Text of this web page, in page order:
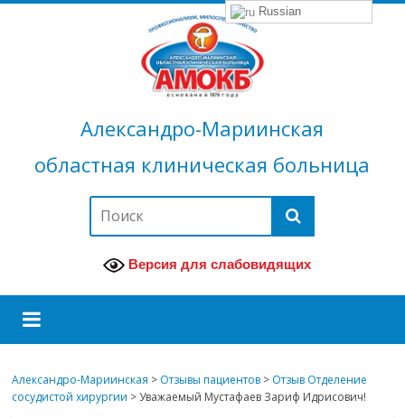
Александро-Мариинская
областная клиническая больница
Версия для слабовидящих
Александро-Мариинская > Отзывы пациентов > Отзыв Отделение
сосудистой хирургии >Уважаемый Мустафаев Зариф Идрисович!
Russian